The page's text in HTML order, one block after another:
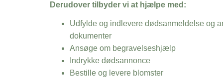
Derudover tilbyder vi at hjælpe med:
Udfylde og indlevere dødsanmeldelse og
dokumenter
Ansøge om begravelseshjælp
Indrykke dødsannonce
Bestille og levere blomster